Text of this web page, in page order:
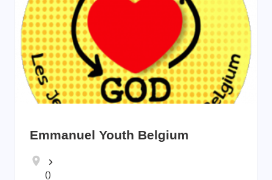
Emmanuel Youth Belgium
keyboard_arrow_right
()